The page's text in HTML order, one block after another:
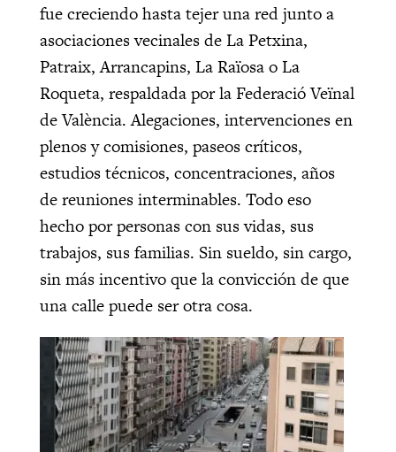
fue creciendo hasta tejer una red junto a
asociaciones vecinales de La Petxina,
Patraix, Arrancapins, La Raïosa o La
Roqueta, respaldada por la Federació Veïnal
de València. Alegaciones, intervenciones en
plenos y comisiones, paseos críticos,
estudios técnicos, concentraciones, años
de reuniones interminables. Todo eso
hecho por personas con sus vidas, sus
trabajos, sus familias. Sin sueldo, sin cargo,
sin más incentivo que la convicción de que
una calle puede ser otra cosa.